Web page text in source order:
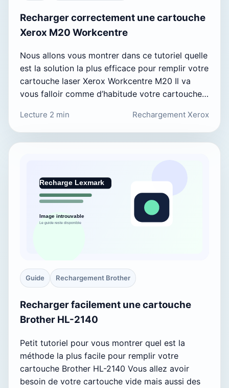
Recharger correctement une cartouche
Xerox M20 Workcentre
Nous allons vous montrer dans ce tutoriel quelle
est la solution la plus efficace pour remplir votre
cartouche laser Xerox Workcentre M20 Il va
vous falloir comme d’habitude votre cartouche…
Lecture 2 min Rechargement Xerox
Guide Rechargement Brother
Recharger facilement une cartouche
Brother HL-2140
Petit tutoriel pour vous montrer quel est la
méthode la plus facile pour remplir votre
cartouche Brother HL-2140 Vous allez avoir
besoin de votre cartouche vide mais aussi des